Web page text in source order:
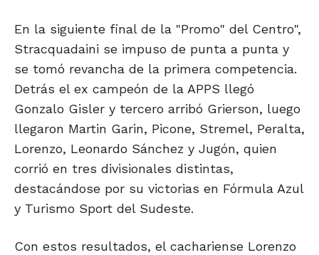
En la siguiente final de la "Promo" del Centro",
Stracquadaini se impuso de punta a punta y
se tomó revancha de la primera competencia.
Detrás el ex campeón de la APPS llegó
Gonzalo Gisler y tercero arribó Grierson, luego
llegaron Martin Garin, Picone, Stremel, Peralta,
Lorenzo, Leonardo Sánchez y Jugón, quien
corrió en tres divisionales distintas,
destacándose por su victorias en Fórmula Azul
y Turismo Sport del Sudeste.
Con estos resultados, el cachariense Lorenzo